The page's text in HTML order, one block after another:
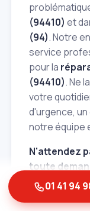
(94410) et
(94). Notre
service
pour la
(94410). Ne
votre
d'urgence,
notre équipe
N'attendez
toute
Fils dès
01 41 94